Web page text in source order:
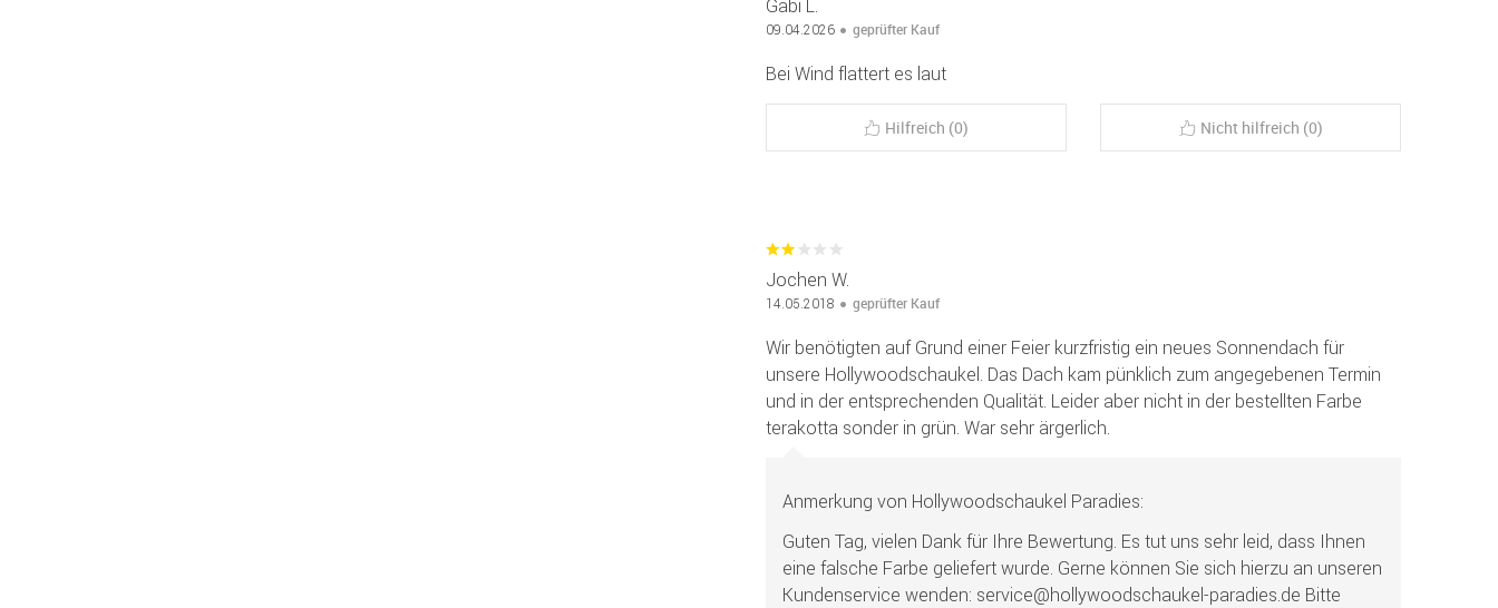
Gabi L.
09.04.2026 geprüfter Kauf
Bei Wind flattert es laut
Hilfreich (0) Nicht hilfreich (0)
Jochen W.
14.05.2018 geprüfter Kauf
Wir benötigten auf Grund einer Feier kurzfristig ein neues Sonnendach für
unsere Hollywoodschaukel. Das Dach kam pünklich zum angegebenen Termin
und in der entsprechenden Qualität. Leider aber nicht in der bestellten Farbe
terakotta sonder in grün. War sehr ärgerlich.
Anmerkung von Hollywoodschaukel Paradies:
Guten Tag, vielen Dank für Ihre Bewertung. Es tut uns sehr leid, dass Ihnen
eine falsche Farbe geliefert wurde. Gerne können Sie sich hierzu an unseren
Kundenservice wenden: service@hollywoodschaukel-paradies.de Bitte